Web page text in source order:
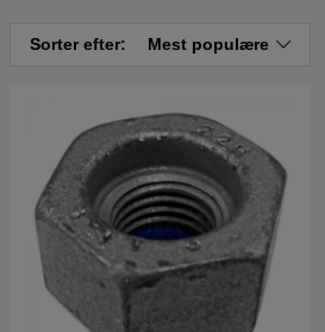
Sorter efter: Mest populære